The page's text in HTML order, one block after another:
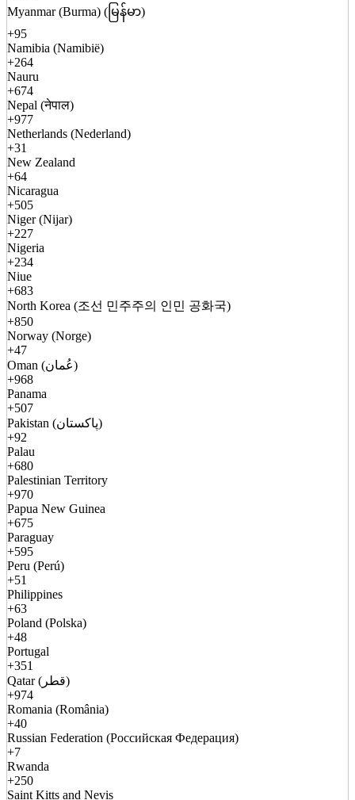
Myanmar (Burma) (မြန်မာ)
+95
Namibia (Namibië)
+264
Nauru
+674
Nepal (नेपाल)
+977
Netherlands (Nederland)
+31
New Zealand
+64
Nicaragua
+505
Niger (Nijar)
+227
Nigeria
+234
Niue
+683
North Korea (조선 민주주의 인민 공화국)
+850
Norway (Norge)
+47
Oman (عُمان)
+968
Panama
+507
Pakistan (پاکستان)
+92
Palau
+680
Palestinian Territory
+970
Papua New Guinea
+675
Paraguay
+595
Peru (Perú)
+51
Philippines
+63
Poland (Polska)
+48
Portugal
+351
Qatar (قطر)
+974
Romania (România)
+40
Russian Federation (Российская Федерация)
+7
Rwanda
+250
Saint Kitts and Nevis